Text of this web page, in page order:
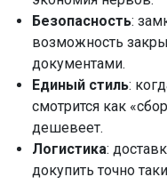
Безопасность:
возможность
документами.
Единый стиль:
смотрится как
дешевеет.
Логистика:
докупить точно